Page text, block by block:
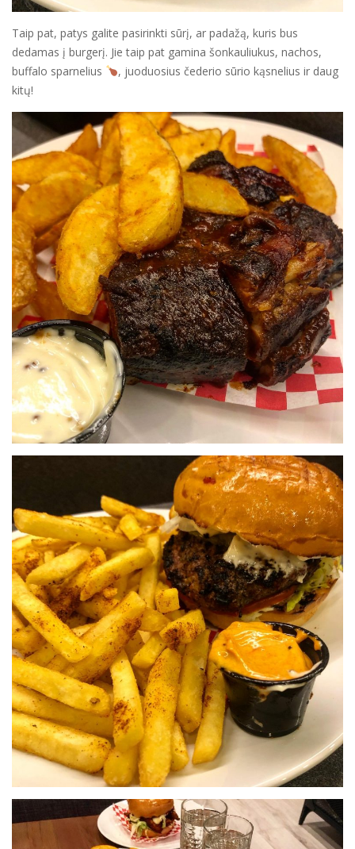
Taip pat, patys galite pasirinkti sūrį, ar padažą, kuris bus
dedamas į burgerį. Jie taip pat gamina šonkauliukus, nachos,
buffalo sparnelius
, juoduosius čederio sūrio kąsnelius ir daug
kitų!